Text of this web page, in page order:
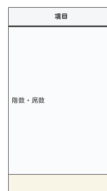
項目
階数・席数